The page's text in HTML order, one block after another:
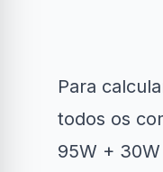
Para
todos os
95W +